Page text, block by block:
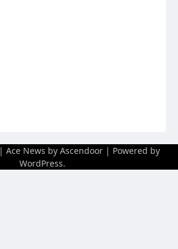
| Ace News by Ascendoor | Powered by
WordPress.